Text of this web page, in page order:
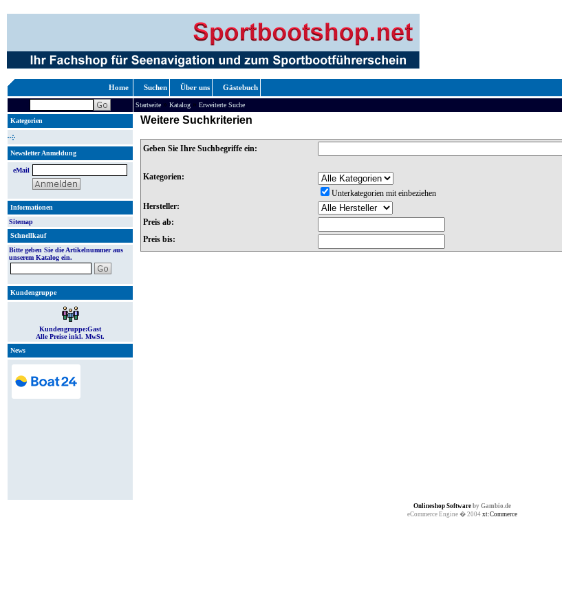
Home Suchen Über uns Gästebuch
Startseite » Katalog » Erweiterte Suche
Kategorien
Newsletter Anmeldung
eMail
Informationen
Sitemap
Schnellkauf
Bitte geben Sie die Artikelnummer aus
unserem Katalog ein.
Kundengruppe
Kundengruppe:Gast
Alle Preise inkl. MwSt.
News
Weitere Suchkriterien
Geben Sie Ihre Suchbegriffe ein:
Kategorien:
Unterkategorien mit einbeziehen
Hersteller:
Preis ab:
Preis bis:
Onlineshop Software by Gambio.de
eCommerce Engine � 2004 xt:Commerce